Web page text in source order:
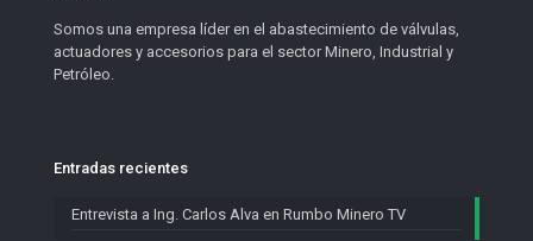
Somos una empresa líder en el abastecimiento de válvulas,
actuadores y accesorios para el sector Minero, Industrial y
Petróleo.
Entradas recientes
Entrevista a Ing. Carlos Alva en Rumbo Minero TV